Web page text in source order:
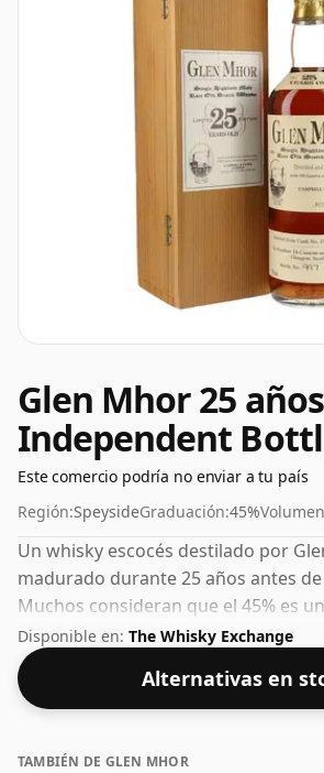
Glen Mhor 25 años
Independent
Este comercio podría no enviar a tu país
Región:SpeysideGraduación:45%
Un whisky escocés destilado por
madurado durante 25 años antes
Muchos consideran que el 45% es
experimentar la "sensación en boca"
del whisky.
Disponible en: The Whisky Exchange
Alternativas en
TAMBIÉN DE GLEN MHOR